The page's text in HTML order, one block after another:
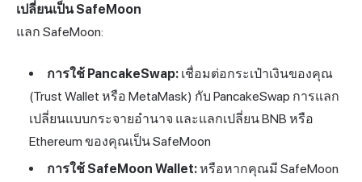
เปลี่ยนเป็น SafeMoon
แลก SafeMoon:
การใช้ PancakeSwap: เชื่อมต่อกระเป๋าเงินของคุณ
(Trust Wallet หรือ MetaMask) กับ PancakeSwap การแลก
เปลี่ยนแบบกระจายอำนาจ และแลกเปลี่ยน BNB หรือ
Ethereum ของคุณเป็น SafeMoon
การใช้ SafeMoon Wallet:หรือหากคุณมี SafeMoon